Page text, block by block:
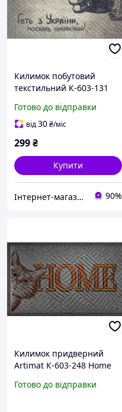
Килимок побутовий
текстильний К-603-131
Готово до відправки
від30₴/міс
299₴
Купити
Інтернет-магазин 100 Мікрон 90%
Килимок придверний
Artimat К-603-248 Home
Готово до відправки